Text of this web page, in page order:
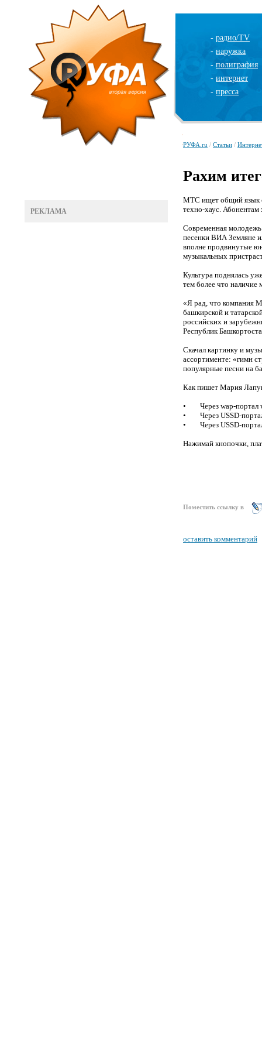
- радио/TV
- наружка
- полиграфия
- интернет
- пресса
РЕКЛАМА
РУФА.ru / Статьи /
Рахим
МТС ищет общий язык
техно-хаус.
Современная молодежь
песенки ВИА Земляне
вполне продвинутые
музыкальных
Культура поднялась
тем более что
«Я рад, что компания
башкирской и
российских и
Республик
Скачал картинку и
ассортименте: «гимн
популярные песни на
Как пишет Мария
• Через wap-портал
• Через USSD-портал
• Через USSD-портал
Нажимай кнопочки,
Поместить ссылку в
оставить комментарий